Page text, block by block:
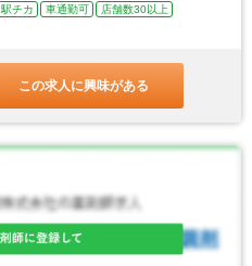
駅チカ 車通勤可
店舗数30以上
この求人に興味がある